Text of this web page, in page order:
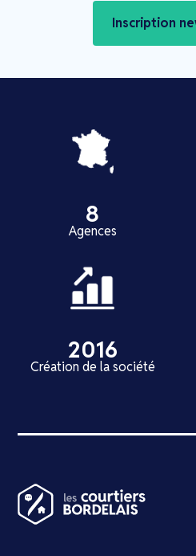
Inscription
8
Agences
2016
Création de la société